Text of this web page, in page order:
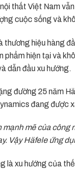
thất Việt Nam
cuộc sống và
thương hiệu hàng
phẩm hiện tại và
dẫn đầu xu hướng.
đang được
mạnh mẽ của công
Vậy Häfele ứng
là xu hướng của